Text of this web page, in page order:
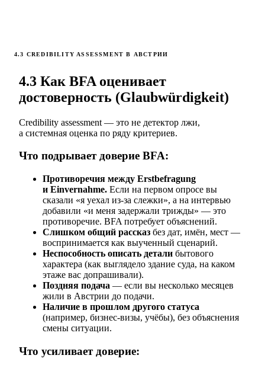
4.3 CREDIBILITY ASSESSMENT В АВСТРИИ
4.3 Как BFA оценивает
достоверность (Glaubwürdigkeit)
Credibility assessment — это не детектор лжи,
а системная оценка по ряду критериев.
Что подрывает доверие BFA:
Противоречия между Erstbefragung
и Einvernahme. Если на первом опросе вы
сказали «я уехал из-за слежки», а на интервью
добавили «и меня задержали трижды» — это
противоречие. BFA потребует объяснений.
Слишком общий рассказ без дат, имён, мест —
воспринимается как выученный сценарий.
Неспособность описать детали бытового
характера (как выглядело здание суда, на каком
этаже вас допрашивали).
Поздняя подача — если вы несколько месяцев
жили в Австрии до подачи.
Наличие в прошлом другого статуса
(например, бизнес-визы, учёбы), без объяснения
смены ситуации.
Что усиливает доверие: